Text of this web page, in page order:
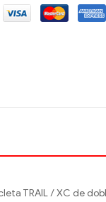
TRAIL / XC de